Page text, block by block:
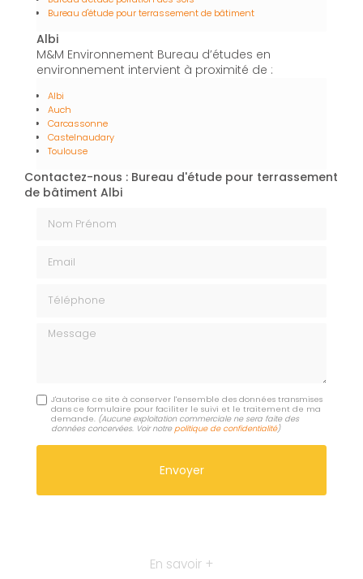
Bureau d'étude pour terrassement de bâtiment
Albi
M&M Environnement Bureau d’études en
environnement intervient à proximité de :
Albi
Auch
Carcassonne
Castelnaudary
Toulouse
Contactez-nous : Bureau d'étude pour terrassement
de bâtiment Albi
Message
J'autorise ce site à conserver l'ensemble des données transmises
dans ce formulaire pour faciliter le suivi et le traitement de ma
demande. (Aucune exploitation commerciale ne sera faite des
données concervées. Voir notre politique de confidentialité)
En savoir +